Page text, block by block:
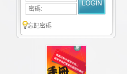
密碼:
忘記密碼